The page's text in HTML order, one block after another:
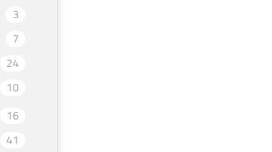
3
7
24
10
16
41